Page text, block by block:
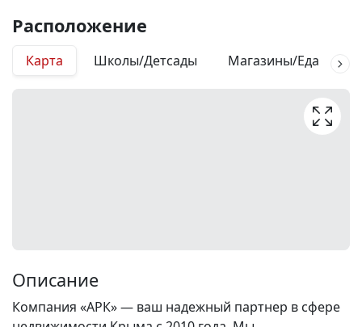
Расположение
Карта Школы/Детсады Магазины/Еда
Описание
Компания «АРК» — ваш надежный партнер в сфере